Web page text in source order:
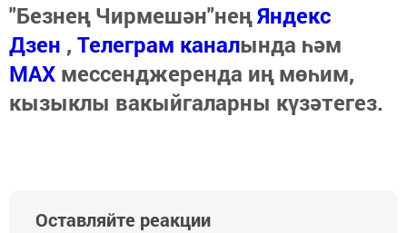
"Безнең Чирмешән"неңЯндекс
Дзен , Телеграм каналында һәм
МАХ мессенджеренда иң мөһим,
кызыклы вакыйгаларны күзәтегез.
Оставляйте реакции